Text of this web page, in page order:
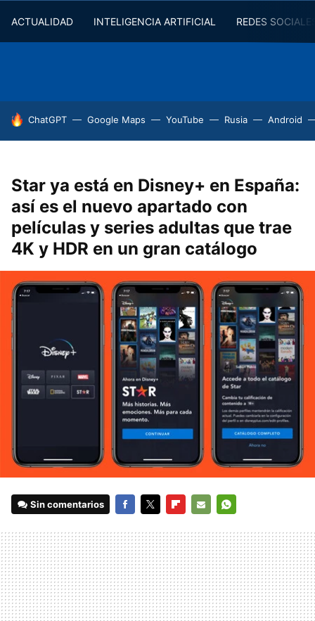
ACTUALIDAD INTELIGENCIA ARTIFICIAL REDES
HOY SE HABLA DE
ChatGPT Google Maps YouTube Rusia Android
Star ya está en Disney+ en España:
así es el nuevo apartado con
películas y series adultas que trae
4K y HDR en un gran catálogo
Sin comentarios
MAIL